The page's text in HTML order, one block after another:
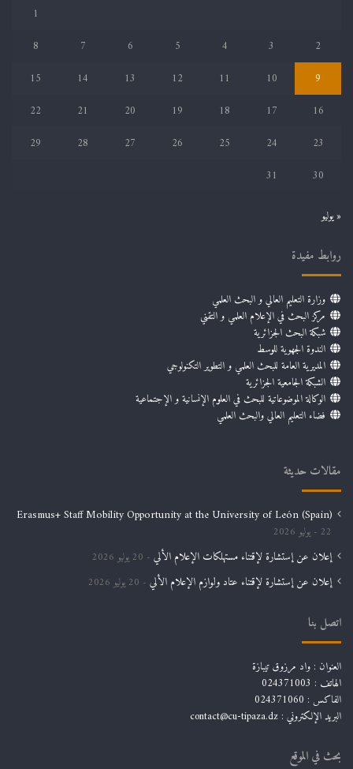
1
2
3
4
5
6
7
8
9
10
11
12
13
14
15
16
17
18
19
20
21
22
23
24
25
26
27
28
29
30
31
« يوليو
روابط مفيدة
وزارة التعليم العالي و البحث العلمي
مركز البحث في الإعلام العلمي و التقني
شبكة البحث الجزائرية
الندوة الجهوية للوسط
المديرية العامة للبحث العلمي و التطوير التكنولوجي
الشبكة الجامعية الجزائرية
الوكالة الموضوعاتية للبحث في العلوم الإنسانية و الإجتماعية
فضاء التعليم العالي والبحث العلمي
مقالات حديثة
Erasmus+ Staff Mobility Opportunity at the University of León (Spain)
22 يوليو 2026
إعلان عن إستشارة لإقتناء مستهلكات الإعلام الألي 20 يوليو 2026
إعلان عن إستشارة لإقتناء عتاد ولوازم الإعلام الألي 20 يوليو 2026
اتصل بنا
العنوان : واد مرزوق تيبازة
الهاتف : 024371003
الفاكس : 024371060
البريد الإلكتروني : contact@cu-tipaza.dz
بحث في الموقع